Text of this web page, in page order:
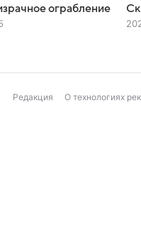
ограбление
Редакция О технологиях